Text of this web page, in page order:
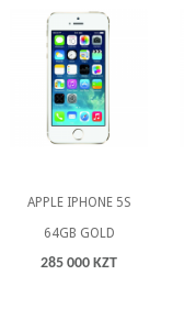
APPLE IPHONE 5S
64GB GOLD
285 000 KZT